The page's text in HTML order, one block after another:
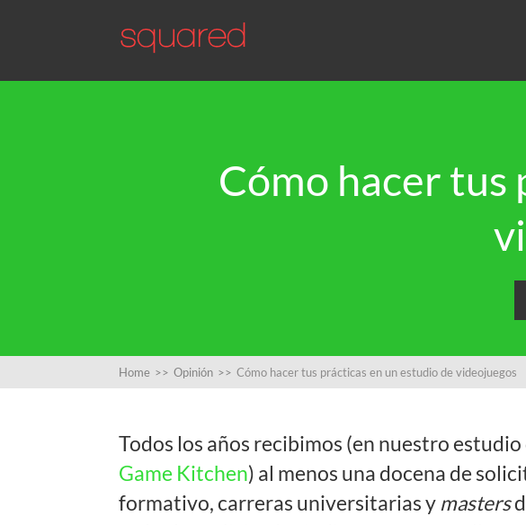
Cómo hacer tus
Home >> Opinión >> Cómo hacer tus prácticas en un estudio de videojuegos
Todos los años recibimos (en nuestro
Game Kitchen) al menos una docena de
formativo, carreras universitarias y masters